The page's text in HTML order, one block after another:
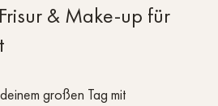
& Make-up für
großen Tag mit